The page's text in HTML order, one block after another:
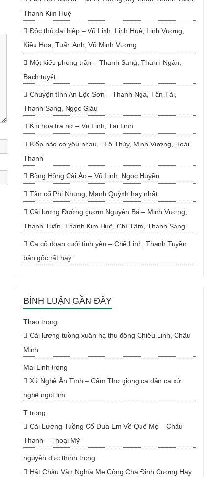
Thanh Kim Huệ
Độc thủ đại hiệp – Vũ Linh, Linh Huệ, Linh Vương,
Kiều Hoa, Tuấn Anh, Vũ Minh Vương
Một kiếp phong trần – Thanh Sang, Thanh Ngân,
Bạch tuyết
Chuyện tình An Lộc Sơn – Thanh Nga, Tấn Tài,
Thanh Sang, Ngọc Giàu
Khi hoa trà nở – Vũ Linh, Tài Linh
Kiếp nào có yêu nhau – Lệ Thủy, Minh Vương, Hoài
Thanh
Bông Hồng Cài Áo – Vũ Linh, Ngọc Huyền
Tân cổ Phi Nhung, Mạnh Quỳnh hay nhất
Cải lương Đường gươm Nguyên Bá – Minh Vương,
Thanh Tuấn, Thanh Kim Huệ, Chí Tâm, Thanh Sang
Ca cổ đoạn cuối tình yêu – Chế Linh, Thanh Tuyền
bản gốc rất hay
BÌNH LUẬN GẦN ĐÂY
Thaotrong
Cải lương tuồng xuân hạ thu đông Chiêu Linh, Châu
Minh
Mai Linh trong
Xứ Nghệ Ân Tình – Cẩm Thơ giọng ca dân ca xứ
nghệ ngọt lịm
Ttrong
Cải Lương Tuồng Cổ Đưa Em Về Quê Mẹ – Châu
Thanh – Thoại Mỹ
nguyễn đức thính trong
Hát Chầu Văn Nghĩa Mẹ Công Cha Đinh Cương Hay